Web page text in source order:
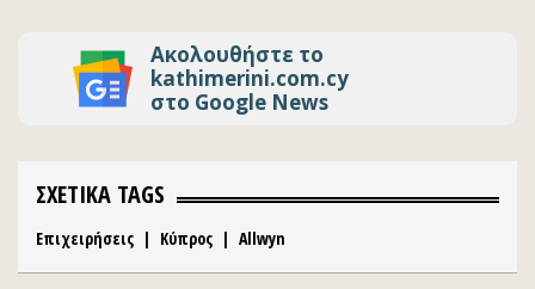
Ακολουθήστε το
kathimerini.com.cy
στο Google News
ΣΧΕΤΙΚΑ TAGS
Επιχειρήσεις | Κύπρος | Allwyn